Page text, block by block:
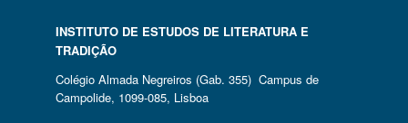
INSTITUTO DE ESTUDOS DE LITERATURA E
TRADIÇÃO
Colégio Almada Negreiros (Gab. 355) Campus de
Campolide, 1099-085, Lisboa